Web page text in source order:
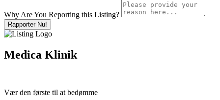
Why Are You Reporting this Listing?
Rapporter Nu!
Medica Klinik
Vær den første til at bedømme